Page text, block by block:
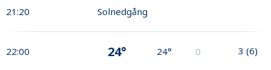
21:20 Solnedgång
22:00 24° 24° 0 3 (6)